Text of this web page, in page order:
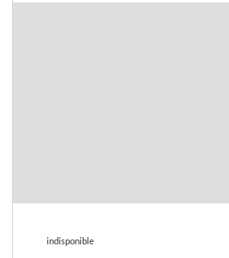
indisponible